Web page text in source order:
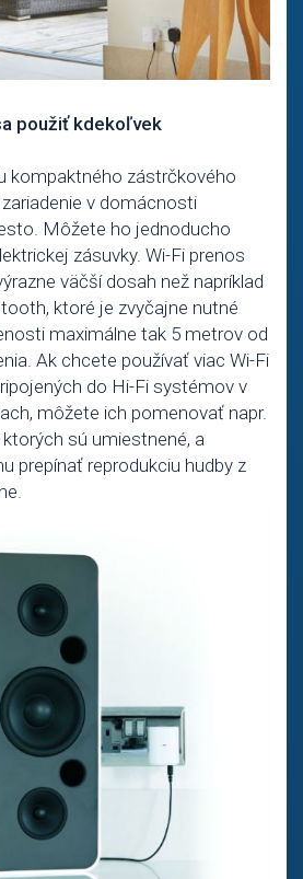
použiť kdekoľvek
kompaktného zástrčkového
v domácnosti
Môžete ho jednoducho
zásuvky. Wi-Fi prenos
väčší dosah než napríklad
ktoré je zvyčajne nutné
maximálne tak 5 metrov od
Ak chcete používať viac Wi-Fi
do Hi-Fi systémov v
môžete ich pomenovať napr.
sú umiestnené, a
prepínať reprodukciu hudby z